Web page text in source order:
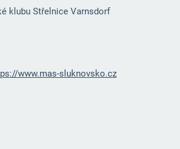
klubu Střelnice Varnsdorf
www.mas-sluknovsko.cz